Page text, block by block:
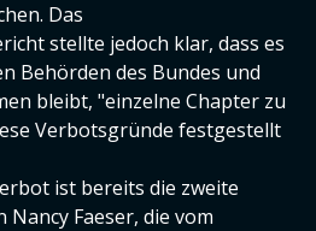
Das
stellte jedoch klar, dass es
Behörden des Bundes und
bleibt, "einzelne Chapter zu
Verbotsgründe festgestellt
ist bereits die zweite
Faeser, die vom